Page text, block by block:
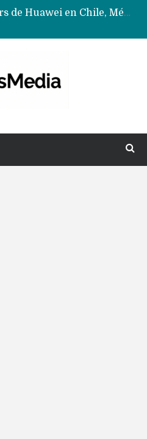
Data Centers de Huawei en Chile, México, Brasil,Perú y Argentina podrían verse afectados por arremetida de EE.UU